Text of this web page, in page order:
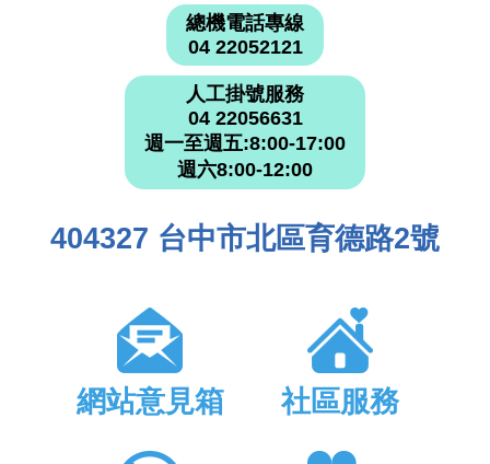
總機電話專線
04 22052121
人工掛號服務
04 22056631
週一至週五:8:00-17:00
週六8:00-12:00
404327 台中市北區育德路2號
網站意見箱 社區服務